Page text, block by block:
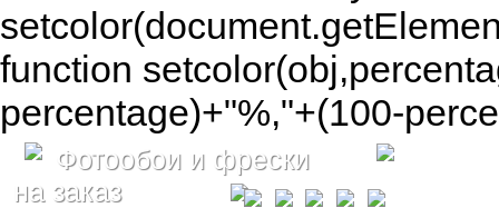
function
percentage)+"%,"+(100-
Фотообои и фрески
на заказ